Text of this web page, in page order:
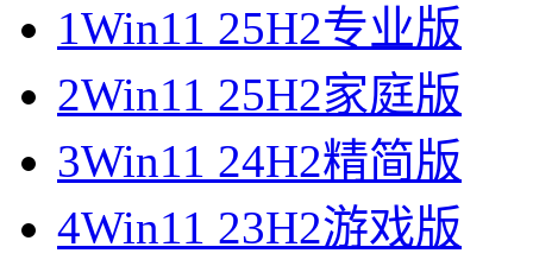
1Win11 25H2专业版
2Win11 25H2家庭版
3Win11 24H2精简版
4Win11 23H2游戏版